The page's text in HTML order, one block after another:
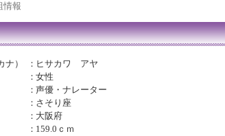
情報
） ： ヒサカワ アヤ
：女性
：声優・ナレーター
： さそり座
： 大阪府
： 159.0ｃｍ